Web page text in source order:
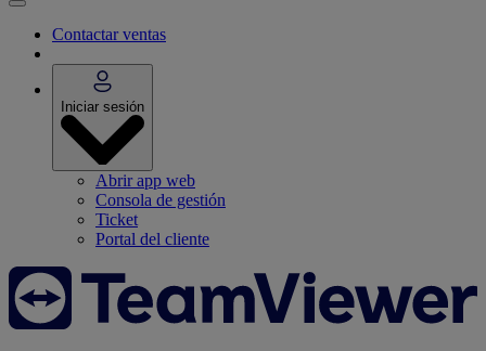
Contactar ventas
Iniciar sesión
Abrir app web
Consola de gestión
Ticket
Portal del cliente